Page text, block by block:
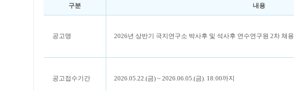
구분 내용
공고명 2026년 상반기 극지연구소 박사후 및 석사후 연수연구원 2차 채용
공고접수기간 2026.05.22.(금) ~ 2026.06.05.(금). 18:00까지